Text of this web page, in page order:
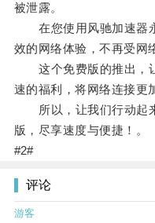
被泄露。
在您使用风驰加速器永
效的网络体验，不再受网
这个免费版的推出，让
速的福利，将网络连接更
所以，让我们行动起
版，尽享速度与便捷！。
#2#
评论
游客